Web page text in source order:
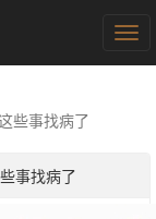
些事找病了
事找病了